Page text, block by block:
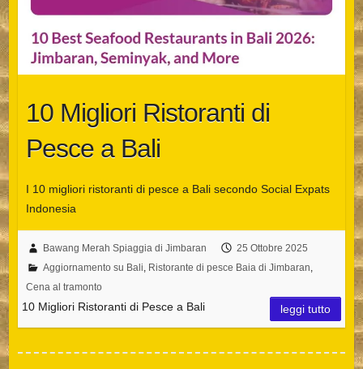
10 Migliori Ristoranti di
Pesce a Bali
I 10 migliori ristoranti di pesce a Bali secondo Social Expats
Indonesia
Bawang Merah Spiaggia di Jimbaran
25 Ottobre 2025
Aggiornamento su Bali, Ristorante di pesce Baia di Jimbaran,
Cena al tramonto
10 Migliori Ristoranti di Pesce a Bali leggi tutto